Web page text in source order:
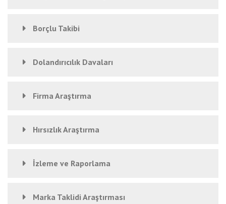
Borçlu Takibi
Dolandırıcılık Davaları
Firma Araştırma
Hırsızlık Araştırma
İzleme ve Raporlama
Marka Taklidi Araştırması